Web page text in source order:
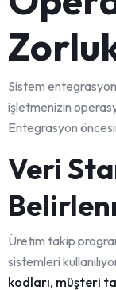
Sistem
işletmenizin
Entegrasyon
Veri
Üretim takip
sistemleri
kodları, müşteri